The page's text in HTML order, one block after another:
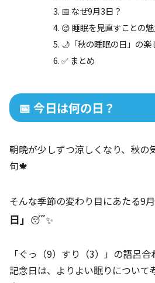
📅 なぜ9月3日？
😌 睡眠を見直すことの
🌙「秋の睡眠の日」の楽
✅ まとめ
📅 今日は何の日？
朝晩が少しずつ涼しくなり、秋の
旬🍁
そんな季節の変わり目にあたる9月
日」 😴✨
「ぐっ（9）すり（3）」の語呂
記念日は、よりよい眠りについて